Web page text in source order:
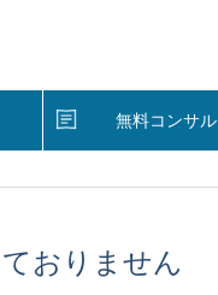
無料コンサル
おりません